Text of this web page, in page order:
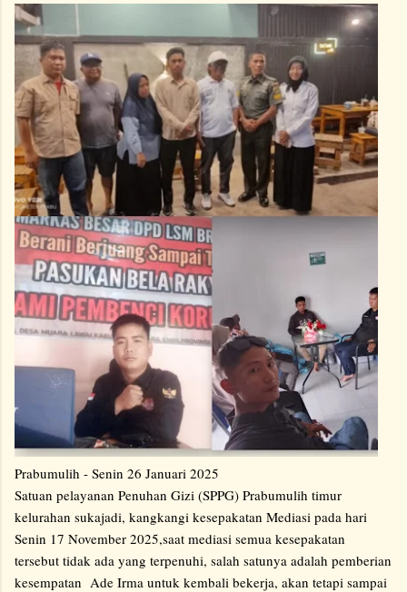
Prabumulih - Senin 26 Januari 2025
Satuan pelayanan Penuhan Gizi (SPPG) Prabumulih timur
kelurahan sukajadi, kangkangi kesepakatan Mediasi pada hari
Senin 17 November 2025,saat mediasi semua kesepakatan
tersebut tidak ada yang terpenuhi, salah satunya adalah pemberian
kesempatan Ade Irma untuk kembali bekerja, akan tetapi sampai